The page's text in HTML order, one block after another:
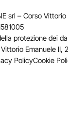
srl – Corso
protezione dei
Emanuele II,
PolicyCookie